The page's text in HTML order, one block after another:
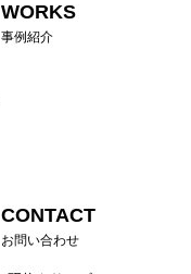
WORKS
事例紹介
CONTACT
お問い合わせ